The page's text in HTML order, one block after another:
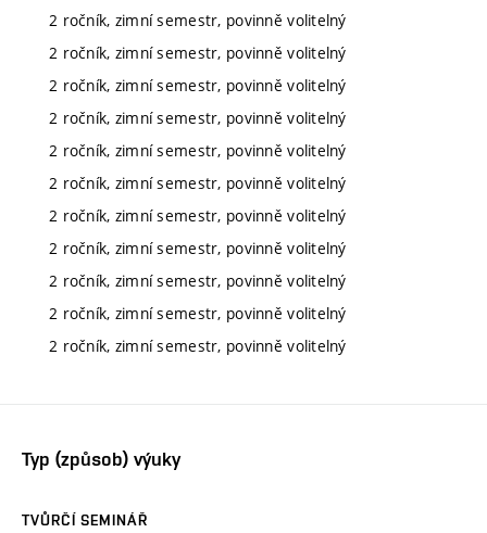
2 ročník, zimní semestr, povinně volitelný
2 ročník, zimní semestr, povinně volitelný
2 ročník, zimní semestr, povinně volitelný
2 ročník, zimní semestr, povinně volitelný
2 ročník, zimní semestr, povinně volitelný
2 ročník, zimní semestr, povinně volitelný
2 ročník, zimní semestr, povinně volitelný
2 ročník, zimní semestr, povinně volitelný
2 ročník, zimní semestr, povinně volitelný
2 ročník, zimní semestr, povinně volitelný
2 ročník, zimní semestr, povinně volitelný
Typ (způsob) výuky
TVŮRČÍ SEMINÁŘ